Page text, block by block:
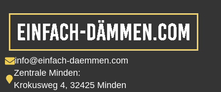
info@einfach-daemmen.com
Zentrale Minden:
Krokusweg 4, 32425 Minden